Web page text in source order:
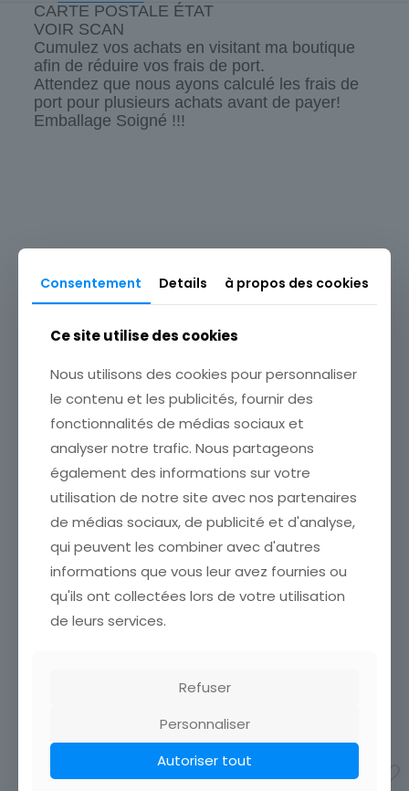
CARTE POSTALE ÉTAT
VOIR SCAN
Cumulez vos achats en visitant ma boutique
afin de réduire vos frais de port.
Attendez que nous ayons calculé les frais de
port pour plusieurs achats avant de payer!
Emballage Soigné !!!
Carte postale
Thème
Illustrateur
Pays
Sous-thème
ENFANT
Produits similaires
CARTE POSTALE
ILLUSTRATEUR HUMMEL N°
14848 DER FESTTAGS
CARTE POSTALE ÉTAT VOIR
de réduire vos frais de port.
Attendez que nous ayons
4,50€
Ajouter au panier
CARTE POSTALE
ILLUSTRATEUR HUMMEL N°
62.1118 ZIWITT SING MIT
THE SONG BIRDS
Attendez que nous ayons
Consentement Details à propos des cookies
Ce site utilise des cookies
Nous utilisons des cookies pour personnaliser
le contenu et les publicités, fournir des
fonctionnalités de médias sociaux et
analyser notre trafic. Nous partageons
également des informations sur votre
utilisation de notre site avec nos partenaires
de médias sociaux, de publicité et d'analyse,
qui peuvent les combiner avec d'autres
informations que vous leur avez fournies ou
qu'ils ont collectées lors de votre utilisation
de leurs services.
Refuser
Personnaliser
Autoriser tout